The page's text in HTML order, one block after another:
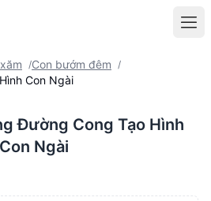
/Con bướm đêm /
Con Ngài
Đường Cong Tạo Hình
Con Ngài